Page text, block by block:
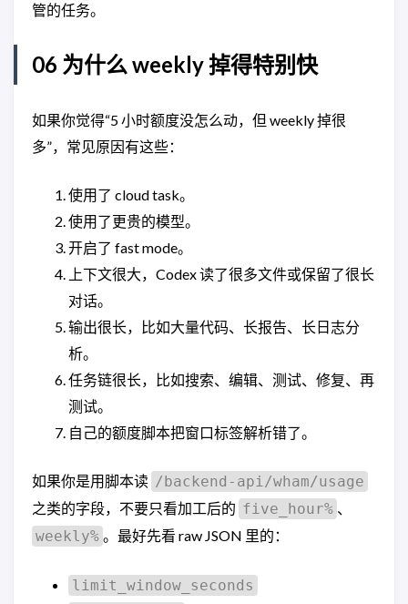
管的任务。
06 为什么 weekly 掉得特别快
如果你觉得“5 小时额度没怎么动，但 weekly 掉很
多”，常见原因有这些：
使用了 cloud task。
使用了更贵的模型。
开启了 fast mode。
上下文很大，Codex 读了很多文件或保留了很长
对话。
输出很长，比如大量代码、长报告、长日志分
析。
任务链很长，比如搜索、编辑、测试、修复、再
测试。
自己的额度脚本把窗口标签解析错了。
如果你是用脚本读 /backend-api/wham/usage
之类的字段，不要只看加工后的 five_hour% 、
weekly% 。最好先看 raw JSON 里的：
limit_window_seconds